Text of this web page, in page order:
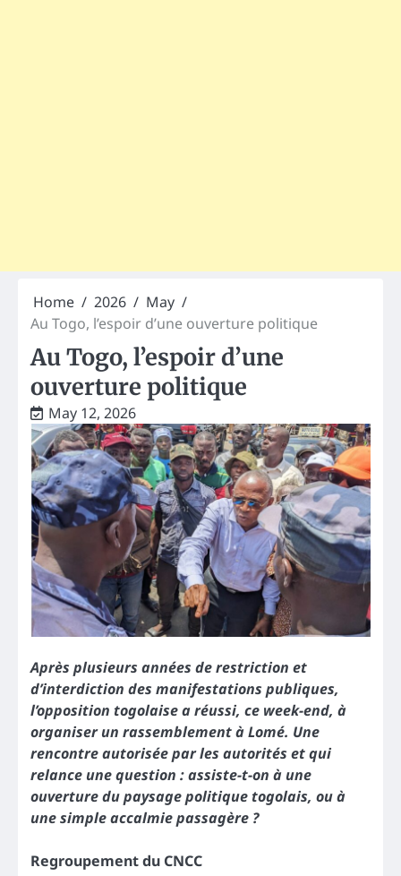
Home 2026
May
Au Togo, l’espoir d’une ouverture politique
Au Togo, l’espoir d’une
ouverture politique
May 12, 2026
Après plusieurs années de restriction et
d’interdiction des manifestations publiques,
l’opposition togolaise a réussi, ce week-end, à
organiser un rassemblement à Lomé. Une
rencontre autorisée par les autorités et qui
relance une question : assiste-t-on à une
ouverture du paysage politique togolais, ou à
une simple accalmie passagère ?
Regroupement du CNCC